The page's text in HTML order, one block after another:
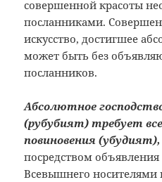
совершенной красоты
посланниками.
искусство, достигшее
может быть без
посланников.
Абсолютное
(рубубият) требует
повиновения
посредством
Всевышнего носителями